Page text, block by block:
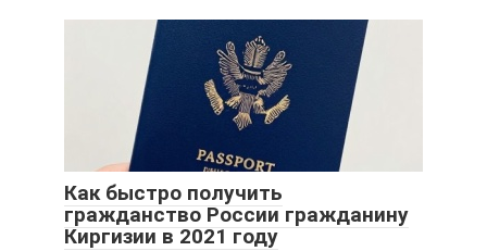
Как быстро получить
гражданство России гражданину
Киргизии в 2021 году